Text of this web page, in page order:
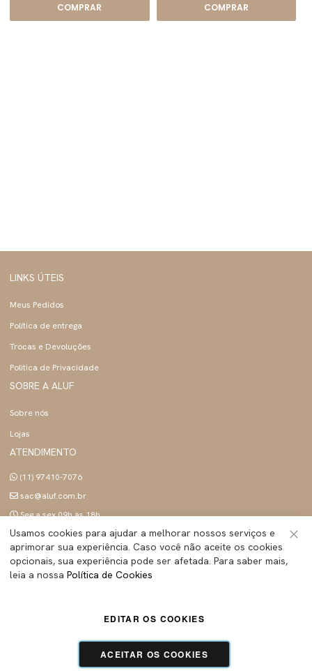
COMPRAR COMPRAR
LINKS ÚTEIS
Meus Pedidos
Política de entrega
Trocas e Devoluções
Politica de Privacidade
SOBRE A ALUF
Sobre nós
Lojas
ATENDIMENTO
(11) 97410-7076
sac@aluf.com.br
Seg a sex 09h às 18h
SIGA A ALUF
Usamos cookies para ajudar a melhorar nossos serviços e
aprimorar sua experiência. Caso você não aceite os cookies
opcionais, sua experiência pode ser afetada. Para saber mais,
leia a nossa Política de Cookies
ACEITAR OS COOKIES
EDITAR OS COOKIES